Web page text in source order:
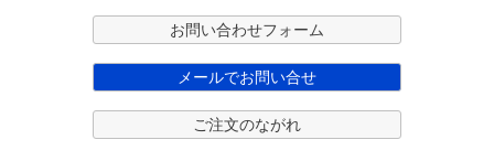
お問い合わせフォーム
メールでお問い合せ
ご注文のながれ